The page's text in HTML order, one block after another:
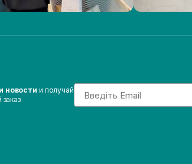
новости и получайEmail